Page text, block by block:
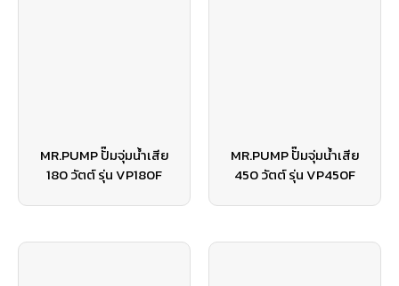
MR.PUMP ปั๊มจุ่มน้ำเสีย
180 วัตต์ รุ่น VP180F
MR.PUMP ปั๊มจุ่มน้ำเสีย
450 วัตต์ รุ่น VP450F